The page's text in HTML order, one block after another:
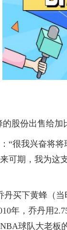
股份出售给加
“很我兴奋将
可期，我为这
丹买下黄蜂（
年，乔丹用
球队大老板